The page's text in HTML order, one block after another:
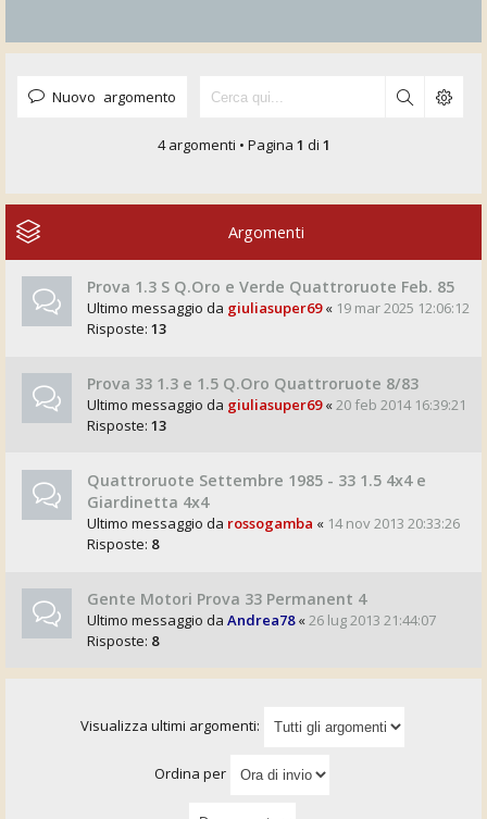
Nuovo argomento
4 argomenti • Pagina 1 di 1
Argomenti
Prova 1.3 S Q.Oro e Verde Quattroruote Feb. 85
Ultimo messaggio da giuliasuper69« 19 mar 2025 12:06:12
Risposte: 13
Prova 33 1.3 e 1.5 Q.Oro Quattroruote 8/83
Ultimo messaggio da giuliasuper69«20 feb 2014 16:39:21
Risposte: 13
Quattroruote Settembre 1985 - 33 1.5 4x4 e
Giardinetta 4x4
Ultimo messaggio da rossogamba « 14 nov 2013 20:33:26
Risposte: 8
Gente Motori Prova 33 Permanent 4
Ultimo messaggio da Andrea78«26 lug 2013 21:44:07
Risposte: 8
Visualizza ultimi argomenti:
Ordina per